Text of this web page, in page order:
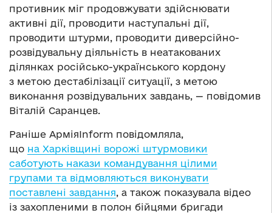
противник міг продовжувати здійснювати
активні дії, проводити наступальні дії,
проводити штурми, проводити диверсійно-
розвідувальну діяльність в неатакованих
ділянках російсько-українського кордону
з метою дестабілізації ситуації, з метою
виконання розвідувальних завдань, — повідомив
Віталій Саранцев.
Раніше АрміяInform повідомляла,
що на Харківщині ворожі штурмовики
саботують накази командування цілими
групами та відмовляються виконувати
поставлені завдання, а також показувала відео
із захопленими в полон бійцями бригади